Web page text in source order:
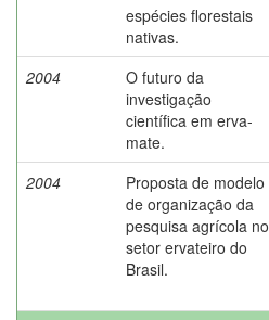
espécies florestais
nativas.
2004
O futuro da
investigação
científica em erva-
mate.
2004
Proposta de modelo
de organização da
pesquisa agrícola no
setor ervateiro do
Brasil.